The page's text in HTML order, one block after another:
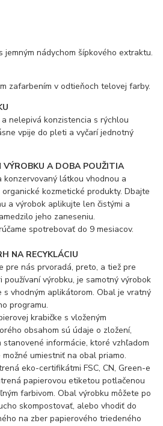
jemným nádychom šípkového extraktu.
zafarbením v odtieňoch telovej farby.
nelepivá konzistencia s rýchlou
vpije do pleti a vyčarí jednotný
VÝROBKU A DOBA POUŽITIA
látkou vhodnou a
kozmetické produkty. Dbajte
a výrobok aplikujte len čistými a
jeho zaneseniu.
spotrebovať do 9 mesiacov.
NA RECYKLÁCIU
pre nás prvoradá, preto, a tiež pre
používaní výrobku, je samotný výrobok
vhodným aplikátorom. Obal je vratný
programu.
krabičke s vloženým
obsahom sú údaje o zložení,
informácie, ktoré vzhľadom
umiestniť na obal priamo.
eko-certifikátmi FSC, CN, Green-e
papierovou etiketou potlačenou
farbivom. Obal výrobku môžete po
skompostovať, alebo vhodiť do
na zber papierového triedeného